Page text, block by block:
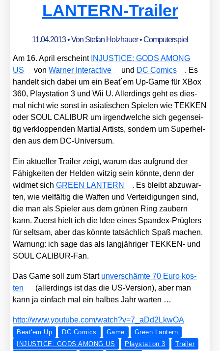
LANTERN-Trailer
11.04.2013• Von Stefan Holzhauer•Computerspiel
Am 16. April erscheint INJUSTICE: GODS AMONG
US
vonWar­ner Inter­ac­ti­ve und DC Comics
. Es
han­delt sich dabei um ein Beat´em Up-Game für XBox
360, Play­sta­ti­on 3 und Wii U. Aller­dings geht es dies­
mal nicht wie sonst in asia­ti­schen Spie­len wie TEKKEN
oder SOUL CALIBUR um irgend­wel­che sich gegen­sei­
tig ver­klop­pen­den Mar­ti­al Artists, son­dern um Super­hel­
den aus dem DC-Uni­ver­sum.
Ein aktu­el­ler Trai­ler zeigt, war­um das auf­grund der
Fähig­kei­ten der Hel­den wit­zig sein könn­te, denn der
wid­met sichGREEN LANTERN
. Es bleibt abzu­war­
ten, wie viel­fäl­tig die Waf­fen und Ver­tei­di­gun­gen sind,
die man als Spie­ler aus dem grü­nen Ring zau­bern
kann. Zuerst hielt ich die Idee eines Span­d­ex-Prüg­lers
für selt­sam, aber das könn­te tat­säch­lich Spaß machen.
War­nung: ich sage das als lang­jäh­ri­ger TEKKEN- und
SOUL CALI­BUR-Fan.
Das Game soll zum Start unver­schäm­te 70 Euro kos­
ten
(aller­dings ist das die US-Ver­si­on), aber man
kann ja ein­fach mal ein hal­bes Jahr war­ten …
http://​www​.you​tube​.com/​w​a​t​c​h​?​v​=​7​_​a​D​d​2​L​k​wOA
Beat'em Up DC Comics Game
Green Lantern
INJUSTICE: GODS AMONG US
Playstation 3
Trailer